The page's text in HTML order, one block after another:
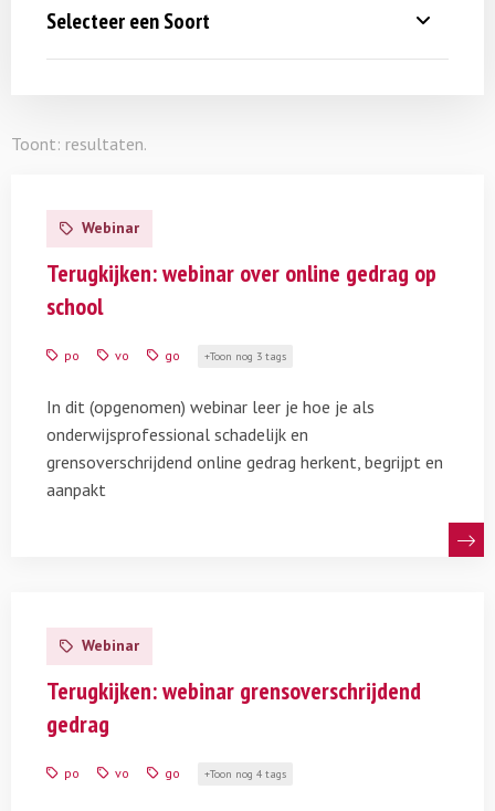
Selecteer een Soort
Toont: resultaten.
meer
Terugkijken:
webinar
online
Webinar
Terugkijken: webinar over online gedrag op
school
po vo go Toon nog 3 tags
In dit (opgenomen) webinar leer je hoe je als
onderwijsprofessional schadelijk en
grensoverschrijdend online gedrag herkent, begrijpt en
aanpakt
meer
Terugkijken:
grensoverschrijdend
gedrag
Webinar
Terugkijken: webinar grensoverschrijdend
gedrag
po vo go Toon nog 4 tags